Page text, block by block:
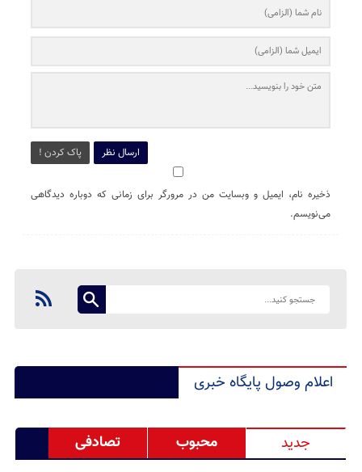
ارسال نظر پاک کردن !
ذخیره نام، ایمیل و وبسایت من در مرورگر برای زمانی که دوباره دیدگاهی
می‌نویسم.
اعلام وصول پایگاه خبری
جدید محبوب تصادفی